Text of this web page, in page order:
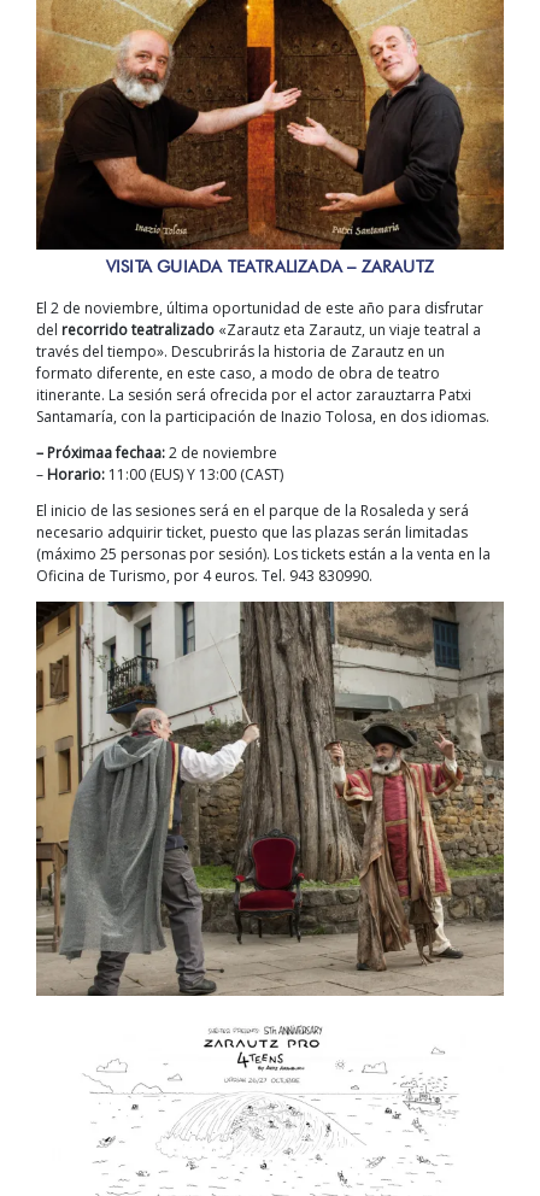
VISITA GUIADA TEATRALIZADA – ZARAUTZ
El 2 de noviembre, última oportunidad de este año para disfrutar
del recorrido teatralizado «Zarautz eta Zarautz, un viaje teatral a
través del tiempo». Descubrirás la historia de Zarautz en un
formato diferente, en este caso, a modo de obra de teatro
itinerante. La sesión será ofrecida por el actor zarauztarra Patxi
Santamaría, con la participación de Inazio Tolosa, en dos idiomas.
– Próximaa fechaa:2 de noviembre
– Horario: 11:00 (EUS) Y 13:00 (CAST)
El inicio de las sesiones será en el parque de la Rosaleda y será
necesario adquirir ticket, puesto que las plazas serán limitadas
(máximo 25 personas por sesión). Los tickets están a la venta en la
Oficina de Turismo, por 4 euros. Tel. 943 830990.